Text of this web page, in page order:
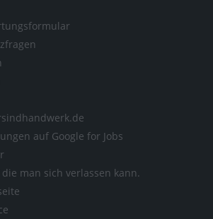
auf Google for Jobs
man sich verlassen kann.